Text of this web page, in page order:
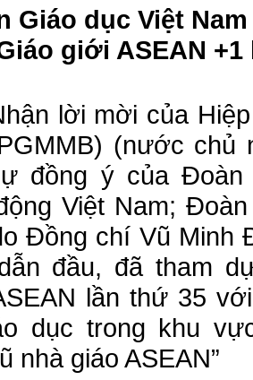
Giáo dục Việt
giới ASEAN
lời mời của
(nước chủ
đồng ý của Đoàn
Việt Nam;
Đồng chí Vũ Minh
đầu, đã tham
lần thứ 35
dục trong khu
nhà giáo ASEAN”